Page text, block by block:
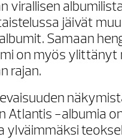
virallisen
jäivät
Samaan
on myös ylittänyt
rajan.
Atlantis -albumia
ylväimmäksi